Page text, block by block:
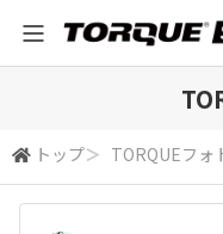
トップ＞ TORQUEフォ